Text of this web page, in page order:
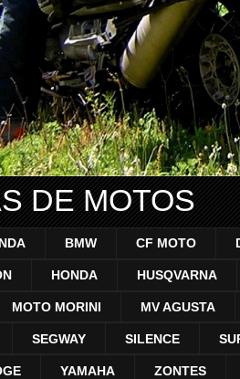
DE MOTOS
BMW CF MOTO
HONDA HUSQVARNA
MOTO MORINI MV AGUSTA
SEGWAY SILENCE
YAMAHA ZONTES